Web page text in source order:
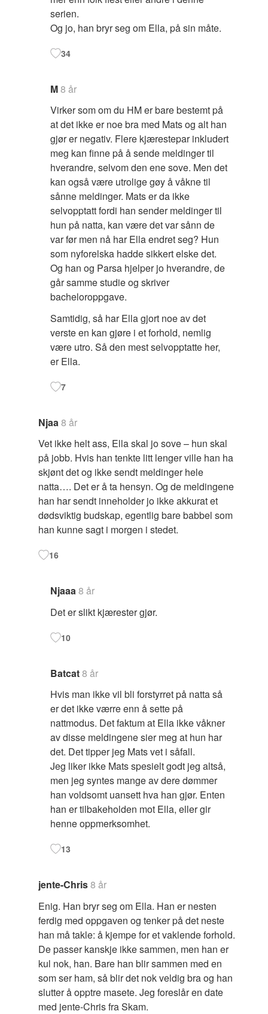
serien.
Og jo, han bryr seg om Ella, på sin måte.
34
M8 år
Virker som om du HM er bare bestemt på
at det ikke er noe bra med Mats og alt han
gjør er negativ. Flere kjærestepar inkludert
meg kan finne på å sende meldinger til
hverandre, selvom den ene sove. Men det
kan også være utrolige gøy å våkne til
sånne meldinger. Mats er da ikke
selvopptatt fordi han sender meldinger til
hun på natta, kan være det var sånn de
var før men nå har Ella endret seg? Hun
som nyforelska hadde sikkert elske det.
Og han og Parsa hjelper jo hverandre, de
går samme studie og skriver
bacheloroppgave.
Samtidig, så har Ella gjort noe av det
verste en kan gjøre i et forhold, nemlig
være utro. Så den mest selvopptatte her,
er Ella.
7
Njaa8 år
Vet ikke helt ass, Ella skal jo sove – hun skal
på jobb. Hvis han tenkte litt lenger ville han ha
skjønt det og ikke sendt meldinger hele
natta…. Det er å ta hensyn. Og de meldingene
han har sendt inneholder jo ikke akkurat et
dødsviktig budskap, egentlig bare babbel som
han kunne sagt i morgen i stedet.
16
Njaaa8 år
Det er slikt kjærester gjør.
10
Batcat8 år
Hvis man ikke vil bli forstyrret på natta så
er det ikke værre enn å sette på
nattmodus. Det faktum at Ella ikke våkner
av disse meldingene sier meg at hun har
det. Det tipper jeg Mats vet i såfall.
Jeg liker ikke Mats spesielt godt jeg altså,
men jeg syntes mange av dere dømmer
han voldsomt uansett hva han gjør. Enten
han er tilbakeholden mot Ella, eller gir
henne oppmerksomhet.
13
jente-Chris8 år
Enig. Han bryr seg om Ella. Han er nesten
ferdig med oppgaven og tenker på det neste
han må takle: å kjempe for et vaklende forhold.
De passer kanskje ikke sammen, men han er
kul nok, han. Bare han blir sammen med en
som ser ham, så blir det nok veldig bra og han
slutter å opptre masete. Jeg foreslår en date
med jente-Chris fra Skam.